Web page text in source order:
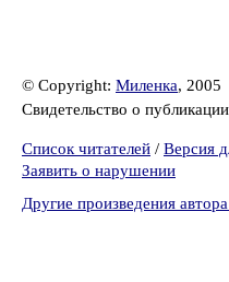
© Copyright: Миленка, 2005
Свидетельство о
Список читателей / Версия
Заявить о нарушении
Другие произведения